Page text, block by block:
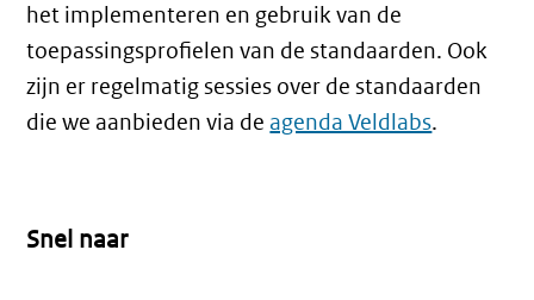
het implementeren en gebruik van de
toepassingsprofielen van de standaarden. Ook
zijn er regelmatig sessies over de standaarden
die we aanbieden via de agenda Veldlabs.
Snel naar